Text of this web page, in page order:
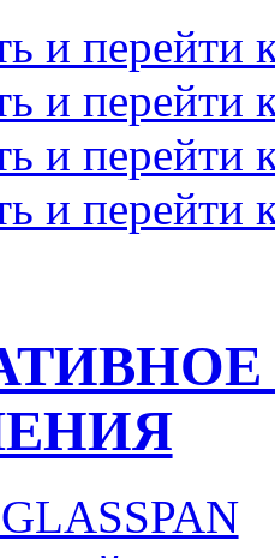
и перейти
и перейти
и перейти
и перейти